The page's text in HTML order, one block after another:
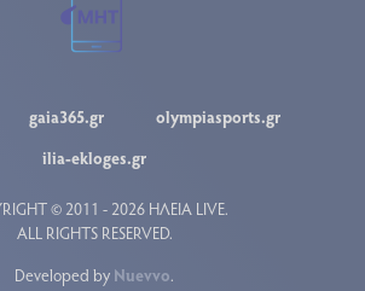
gaia365.gr
olympiasports.gr
ilia-ekloges.gr
© 2011 - 2026 ΗΛΕΙΑ LIVE.
ALL RIGHTS RESERVED.
Developed by Nuevvo.